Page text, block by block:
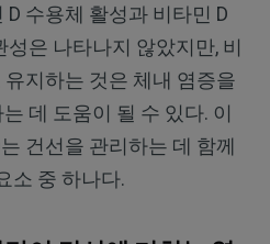
수용체 활성과 비타민 D
은 나타나지 않았지만, 비
지하는 것은 체내 염증을
데 도움이 될 수 있다. 이
건선을 관리하는 데 함께
소 중 하나다.